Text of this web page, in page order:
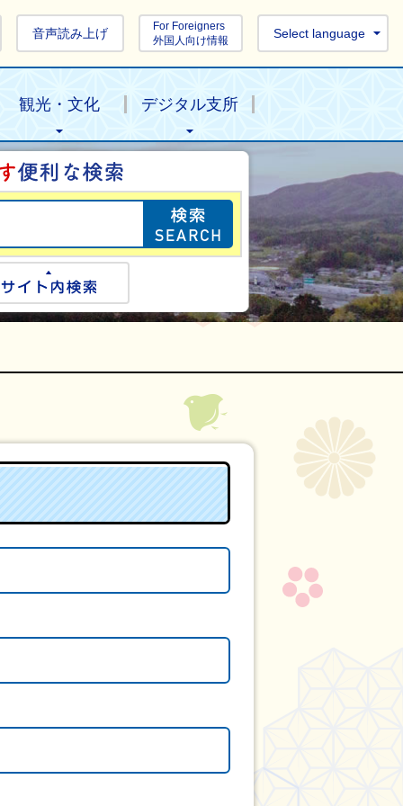
音声読み上げ
For Foreigners
外国人向け情報
Select language
観光・文化 デジタル支所
目的の情報を探
検索